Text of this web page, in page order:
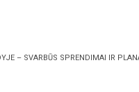
– SVARBŪS SPRENDIMAI IR